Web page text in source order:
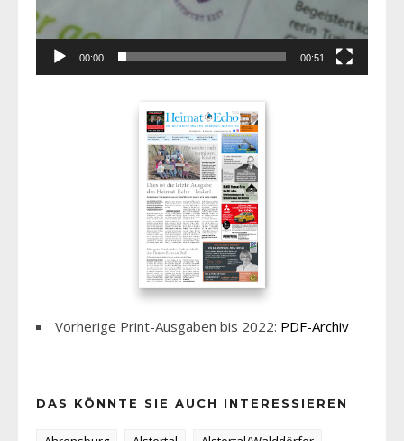
00:00 00:51
Vorherige Print-Ausgaben bis 2022: PDF-Archiv
DAS KÖNNTE SIE AUCH INTERESSIEREN